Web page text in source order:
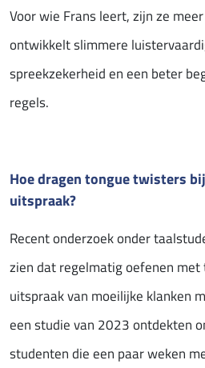
Voor wie Frans leert, zijn ze
ontwikkelt slimmere
spreekzekerheid en een beter
regels.
Hoe dragen tongue twisters
uitspraak?
Recent onderzoek onder
zien dat regelmatig oefenen
uitspraak van moeilijke klanken
een studie van 2023 ontdekten
studenten die een paar weken